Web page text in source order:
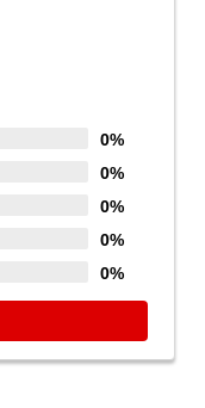
0%
0%
0%
0%
0%